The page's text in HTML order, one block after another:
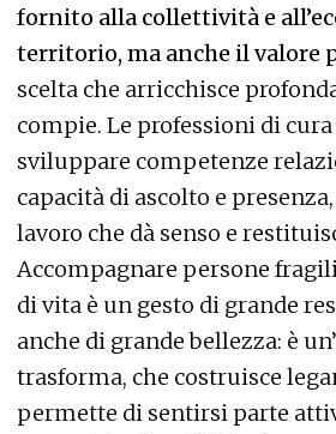
fornito alla collettività e
territorio, ma anche il valore
scelta che arricchisce
compie. Le professioni di
sviluppare competenze
capacità di ascolto e
lavoro che dà senso e
Accompagnare persone
di vita è un gesto di grande
anche di grande bellezza: è
trasforma, che costruisce
permette di sentirsi parte